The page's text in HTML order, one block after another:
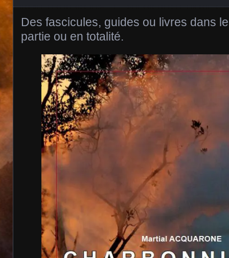
Des fascicules, guides ou livres dans
partie ou en totalité.